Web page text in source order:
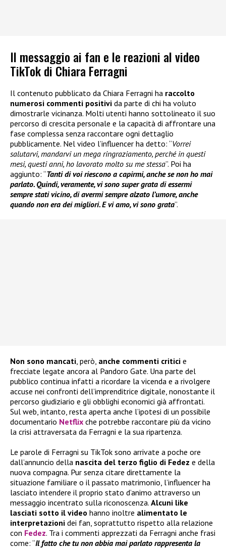
Il messaggio ai fan e le reazioni al video
TikTok di Chiara Ferragni
Il contenuto pubblicato da Chiara Ferragni ha raccolto
numerosi commenti positivi da parte di chi ha voluto
dimostrarle vicinanza. Molti utenti hanno sottolineato il suo
percorso di crescita personale e la capacità di affrontare una
fase complessa senza raccontare ogni dettaglio
pubblicamente. Nel video l’influencer ha detto: “Vorrei
salutarvi, mandarvi un mega ringraziamento, perché in questi
mesi, questi anni, ho lavorato molto su me stessa”. Poi ha
aggiunto: “Tanti di voi riescono a capirmi, anche se non ho mai
parlato. Quindi, veramente, vi sono super grata di essermi
sempre stati vicino, di avermi sempre alzato l’umore, anche
quando non era dei migliori. E vi amo, vi sono grata”.
Non sono mancati , però, anche commenti critici e
frecciate legate ancora al Pandoro Gate. Una parte del
pubblico continua infatti a ricordare la vicenda e a rivolgere
accuse nei confronti dell’imprenditrice digitale, nonostante il
percorso giudiziario e gli obblighi economici già affrontati.
Sul web, intanto, resta aperta anche l’ipotesi di un possibile
documentario Netflix che potrebbe raccontare più da vicino
la crisi attraversata da Ferragni e la sua ripartenza.
Le parole di Ferragni su TikTok sono arrivate a poche ore
dall’annuncio della nascita del terzo figlio di Fedez e della
nuova compagna. Pur senza citare direttamente la
situazione familiare o il passato matrimonio, l’influencer ha
lasciato intendere il proprio stato d’animo attraverso un
messaggio incentrato sulla riconoscenza. Alcuni like
lasciati sotto il video hanno inoltre alimentato le
interpretazioni dei fan, soprattutto rispetto alla relazione
con Fedez. Tra i commenti apprezzati da Ferragni anche frasi
come: “Il fatto che tu non abbia mai parlato rappresenta la